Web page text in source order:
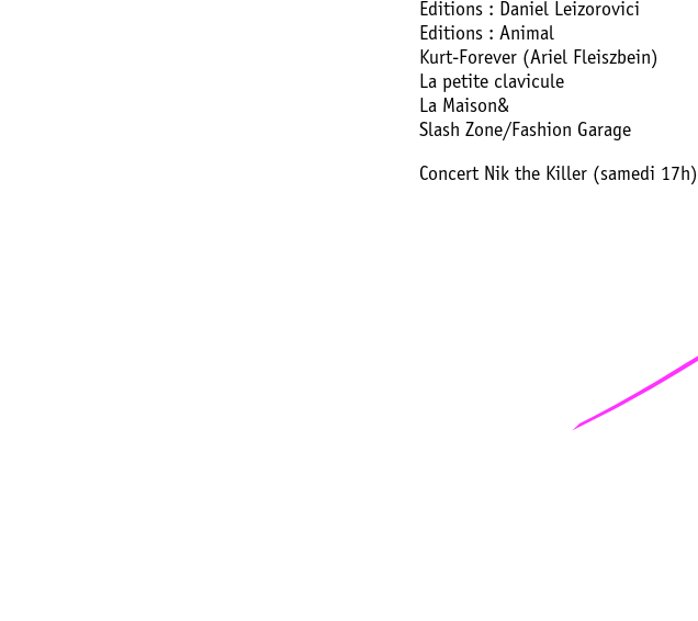
Editions : Daniel Leizorovici
Editions : Animal
Kurt-Forever (Ariel Fleiszbein)
La petite clavicule
La Maison&
Slash Zone/Fashion Garage
Concert Nik the Killer (samedi 17h)